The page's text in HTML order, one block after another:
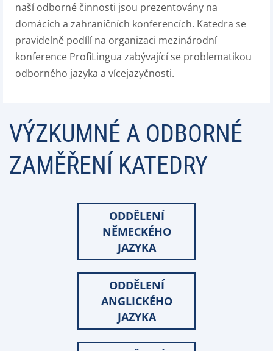
naší odborné činnosti jsou prezentovány na
domácích a zahraničních konferencích. Katedra se
pravidelně podílí na organizaci mezinárodní
konference ProfiLingua zabývající se problematikou
odborného jazyka a vícejazyčnosti.
VÝZKUMNÉ A ODBORNÉ
ZAMĚŘENÍ KATEDRY
ODDĚLENÍ
NĚMECKÉHO
JAZYKA
ODDĚLENÍ
ANGLICKÉHO
JAZYKA